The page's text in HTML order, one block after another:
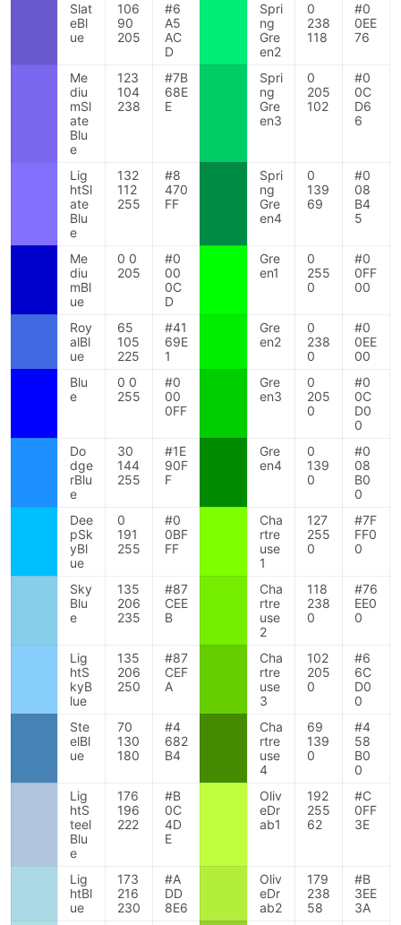
Slat
eBl
ue
106
90
205
#6
A5
AC
D
Spri
ng
Gre
en2
0
238
118
#0
0EE
76
Me
diu
mSl
ate
Blu
e
123
104
238
#7B
68E
E
Spri
ng
Gre
en3
0
205
102
#0
0C
D6
6
Lig
htSl
ate
Blu
e
132
112
255
#8
470
FF
Spri
ng
Gre
en4
0
139
69
#0
08
B4
5
Me
diu
mBl
ue
0 0
205
#0
00
0C
D
Gre
en1
0
255
0
#0
0FF
00
Roy
alBl
ue
65
105
225
#41
69E
1
Gre
en2
0
238
0
#0
0EE
00
Blu
e
0 0
255
#0
00
0FF
Gre
en3
0
205
0
#0
0C
D0
0
Do
dge
rBlu
e
30
144
255
#1E
90F
F
Gre
en4
0
139
0
#0
08
B0
0
Dee
pSk
yBl
ue
0
191
255
#0
0BF
FF
Cha
rtre
use
1
127
255
0
#7F
FF0
0
Sky
Blu
e
135
206
235
#87
CEE
B
Cha
rtre
use
2
118
238
0
#76
EE0
0
Lig
htS
kyB
lue
135
206
250
#87
CEF
A
Cha
rtre
use
3
102
205
0
#6
6C
D0
0
Ste
elBl
ue
70
130
180
#4
682
B4
Cha
rtre
use
4
69
139
0
#4
58
B0
0
Lig
htS
teel
Blu
e
176
196
222
#B
0C
4D
E
Oliv
eDr
ab1
192
255
62
#C
0FF
3E
Lig
htBl
ue
173
216
230
#A
DD
8E6
Oliv
eDr
ab2
179
238
58
#B
3EE
3A